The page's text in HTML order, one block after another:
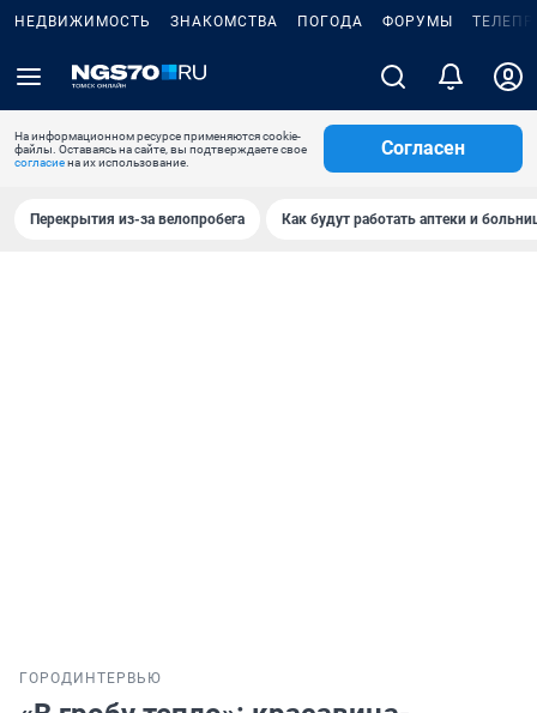
НЕДВИЖИМОСТЬ ЗНАКОМСТВА ПОГОДА ФОРУМЫ
На информационном ресурсе применяются cookie-
файлы. Оставаясь на сайте, вы подтверждаете свое
согласиена их использование.
Согласен
Перекрытия из-за велопробега Как будут работать аптеки и
ГОРОД ИНТЕРВЬЮ